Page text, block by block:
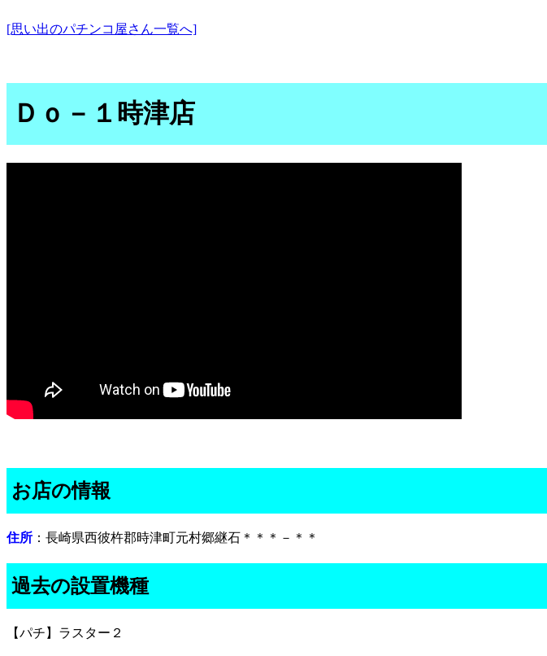
[思い出のパチンコ屋さん一覧へ]
Ｄｏ－１時津店
お店の情報
住所 ：長崎県西彼杵郡時津町元村郷継石＊＊＊－＊＊
過去の設置機種
【パチ】ラスター２